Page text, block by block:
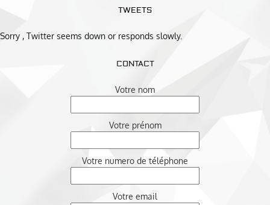
TWEETS
Sorry , Twitter seems down or responds slowly.
CONTACT
Votre nom
Votre prénom
Votre numero de téléphone
Votre email